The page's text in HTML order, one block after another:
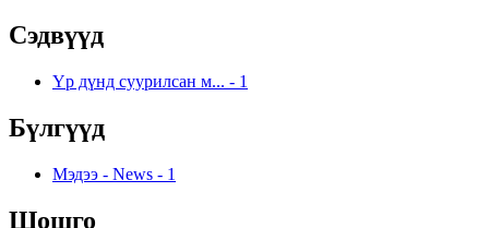
Сэдвүүд
Үр дүнд суурилсан м... - 1
Бүлгүүд
Мэдээ - News - 1
Шошго